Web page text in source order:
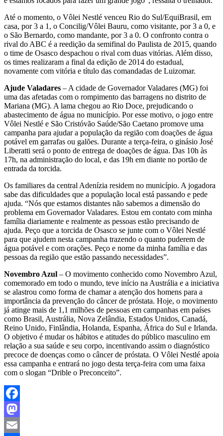
Até o momento, o Vôlei Nestlé venceu Rio do Sul/EquiBrasil, em
casa, por 3 a 1, o Concilig/Vôlei Bauru, como visitante, por 3 a 0, e
o São Bernardo, como mandante, por 3 a 0. O confronto contra o
rival do ABC é a reedição da semifinal do Paulista de 2015, quando
o time de Osasco despachou o rival com duas vitórias. Além disso,
os times realizaram a final da edição de 2014 do estadual,
novamente com vitória e título das comandadas de Luizomar.
Ajude Valadares – A cidade de Governador Valadares (MG) foi
uma das afetadas com o rompimento das barragens no distrito de
Mariana (MG). A lama chegou ao Rio Doce, prejudicando o
abastecimento de água no município. Por esse motivo, o jogo entre
Vôlei Nestlé e São Cristóvão Saúde/São Caetano promove uma
campanha para ajudar a população da região com doações de água
potável em garrafas ou galões. Durante a terça-feira, o ginásio José
Liberatti será o ponto de entrega de doações de água. Das 10h às
17h, na administração do local, e das 19h em diante no portão de
entrada da torcida.
Os familiares da central Adenízia residem no município. A jogadora
sabe das dificuldades que a população local está passando e pede
ajuda. “Nós que estamos distantes não sabemos a dimensão do
problema em Governador Valadares. Estou em contato com minha
família diariamente e realmente as pessoas estão precisando de
ajuda. Peço que a torcida de Osasco se junte com o Vôlei Nestlé
para que ajudem nesta campanha trazendo o quanto puderem de
água potável e com orações. Peço e nome da minha família e das
pessoas da região que estão passando necessidades”.
Novembro Azul – O movimento conhecido como Novembro Azul,
comemorado em todo o mundo, teve início na Austrália e a iniciativa
se alastrou como forma de chamar a atenção dos homens para a
importância da prevenção do câncer de próstata. Hoje, o movimento
já atinge mais de 1,1 milhões de pessoas em campanhas em países
como Brasil, Austrália, Nova Zelândia, Estados Unidos, Canadá,
Reino Unido, Finlândia, Holanda, Espanha, África do Sul e Irlanda.
O objetivo é mudar os hábitos e atitudes do público masculino em
relação a sua saúde e seu corpo, incentivando assim o diagnóstico
precoce de doenças como o câncer de próstata. O Vôlei Nestlé apoia
essa campanha e entrará no jogo desta terça-feira com uma faixa
com o slogan “Drible o Preconceito”.
Facebook
Mastodon